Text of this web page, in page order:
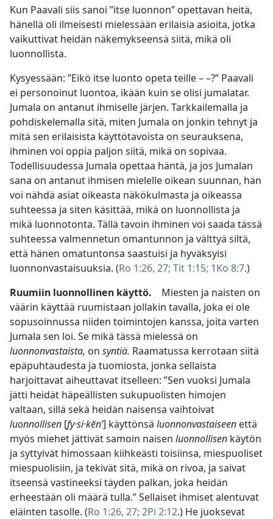
Kun Paavali siis sanoi ”itse luonnon” opettavan heitä,
hänellä oli ilmeisesti mielessään erilaisia asioita, jotka
vaikuttivat heidän näkemykseensä siitä, mikä oli
luonnollista.
Kysyessään: ”Eikö itse luonto opeta teille – –?” Paavali
ei personoinut luontoa, ikään kuin se olisi jumalatar.
Jumala on antanut ihmiselle järjen. Tarkkailemalla ja
pohdiskelemalla sitä, miten Jumala on jonkin tehnyt ja
mitä sen erilaisista käyttötavoista on seurauksena,
ihminen voi oppia paljon siitä, mikä on sopivaa.
Todellisuudessa Jumala opettaa häntä, ja jos Jumalan
sana on antanut ihmisen mielelle oikean suunnan, hän
voi nähdä asiat oikeasta näkökulmasta ja oikeassa
suhteessa ja siten käsittää, mikä on luonnollista ja
mikä luonnotonta. Tällä tavoin ihminen voi saada tässä
suhteessa valmennetun omantunnon ja välttyä siltä,
että hänen omatuntonsa saastuisi ja hyväksyisi
luonnonvastaisuuksia. (Ro 1:26, 27; Tit 1:15; 1Ko 8:7.)
Ruumiin luonnollinen käyttö. Miesten ja naisten on
väärin käyttää ruumistaan jollakin tavalla, joka ei ole
sopusoinnussa niiden toimintojen kanssa, joita varten
Jumala sen loi. Se mikä tässä mielessä on
luonnonvastaista, on syntiä. Raamatussa kerrotaan siitä
epäpuhtaudesta ja tuomiosta, jonka sellaista
harjoittavat aiheuttavat itselleen: ”Sen vuoksi Jumala
jätti heidät häpeällisten sukupuolisten himojen
valtaan, sillä sekä heidän naisensa vaihtoivat
luonnollisen [fy·si·kēnʹ] käyttönsä luonnonvastaiseen että
myös miehet jättivät samoin naisen luonnollisen käytön
ja syttyivät himossaan kiihkeästi toisiinsa, miespuoliset
miespuolisiin, ja tekivät sitä, mikä on rivoa, ja saivat
itseensä vastineeksi täyden palkan, joka heidän
erheestään oli määrä tulla.” Sellaiset ihmiset alentuvat
eläinten tasolle. (Ro 1:26, 27; 2Pi 2:12.) He juoksevat